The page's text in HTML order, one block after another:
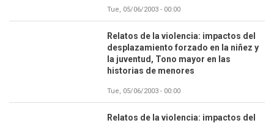
Tue, 05/06/2003 - 00:00
Relatos de la violencia: impactos del
desplazamiento forzado en la niñez y
la juventud, Tono mayor en las
historias de menores
Tue, 05/06/2003 - 00:00
Relatos de la violencia: impactos del